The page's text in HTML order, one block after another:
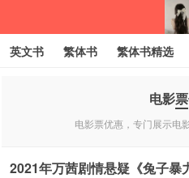
我的生
英文书 繁体书 繁体书精选
电影
电影票优惠，专门展示电
2021年万茜剧情悬疑《兔子暴